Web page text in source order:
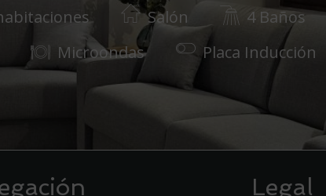
Salón 4 Baños
Microondas Placa Inducción
Legal